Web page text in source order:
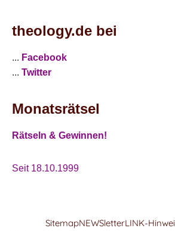
theology.de bei
... Facebook
... Twitter
Monatsrätsel
Rätseln & Gewinnen!
Seit 18.10.1999
SitemapNEWSletterLINK-